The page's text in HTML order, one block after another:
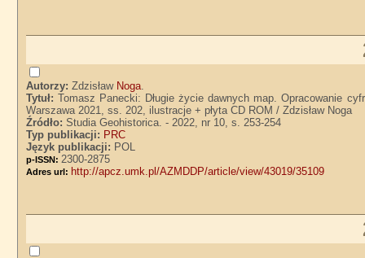
Autorzy:Zdzisław Noga.
Tytuł:Tomasz Panecki: Długie życie dawnych map. Opracowanie
Warszawa 2021, ss. 202, ilustracje + płyta CD ROM / Zdzisław Noga
Źródło:Studia Geohistorica. - 2022, nr 10, s. 253-254
Typ publikacji: PRC
Język publikacji: POL
p-ISSN: 2300-2875
Adres url: http://apcz.umk.pl/AZMDDP/article/view/43019/35109